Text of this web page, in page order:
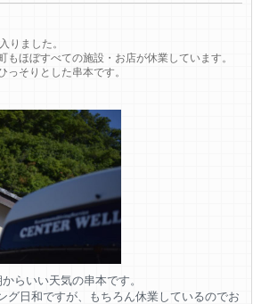
りました。
もほぼすべての施設・お店が休業しています。
っそりとした串本です。
からいい天気の串本です。
グ日和ですが、もちろん休業しているのでお